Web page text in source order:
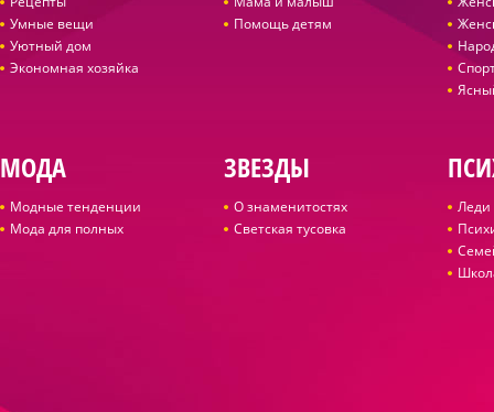
Умные вещи
Уютный дом
Экономная хозяйка
Помощь детям
МОДА
Модные тенденции
Мода для полных
ЗВЕЗДЫ
О знаменитостях
Светская тусовка
Леди